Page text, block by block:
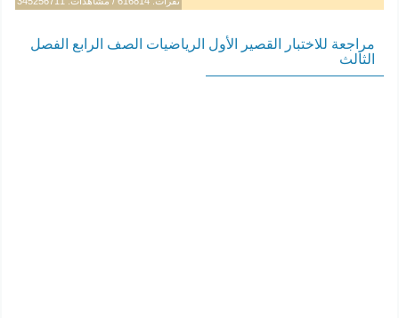
مراجعة للاختبار القصير الأول الرياضيات الصف الرابع الفصل
الثالث